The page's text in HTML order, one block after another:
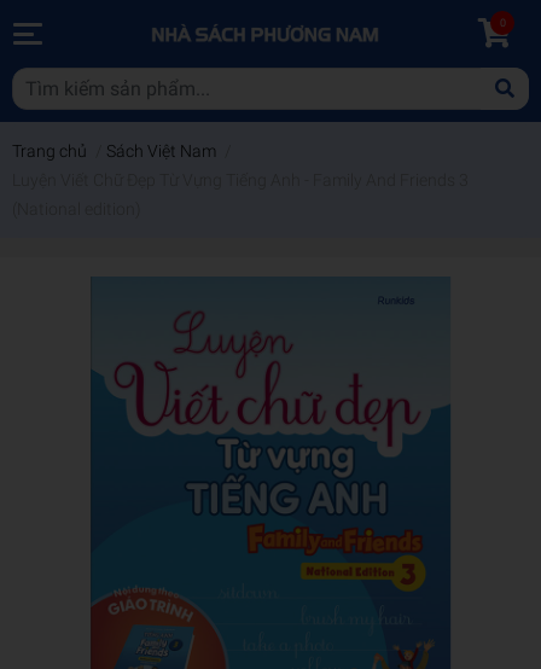
0
Trang chủ Sách Việt Nam